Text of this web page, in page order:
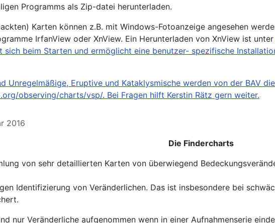
Programms als Zip-datei herunterladen.
Karten können z.B. mit Windows-Fotoanzeige angesehen
IrfanView oder XnView. Ein Herunterladen von XnView ist unter
sich beim Starten und ermöglicht eine benutzer- spezifische
Unregelmäßige, Eruptive und Kataklysmische werden von der BAV
observing/charts/vsp/. Bei Fragen hilft Kerstin Rätz gern weiter.
2016
Die Findercharts
von sehr detaillierten Karten von überwiegend
Identifizierung von Veränderlichen. Das ist insbesondere bei
nur Veränderliche aufgenommen wenn in einer Aufnahmenserie